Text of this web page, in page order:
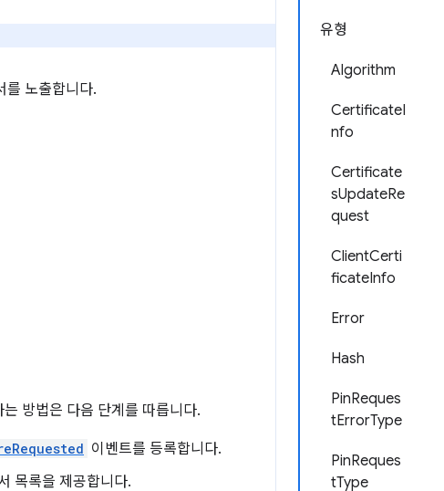
유형
Algorithm
CertificateI
nfo
Certificate
sUpdateRe
quest
ClientCerti
ficateInfo
Error
Hash
PinReques
tErrorType
PinReques
tType
를 노출합니다.
방법은 다음 단계를 따릅니다.
이벤트를 등록합니다.
목록을 제공합니다.